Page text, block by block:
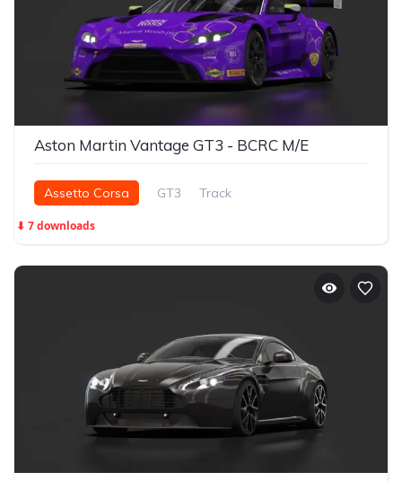
Aston Martin Vantage GT3 - BCRC M/E
Assetto Corsa GT3 Track
⬇ 7 downloads